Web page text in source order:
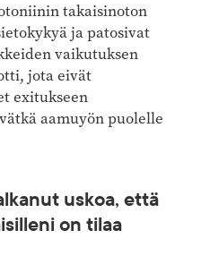
takaisinoton
ja patosivat
vaikutuksen
jota eivät
exitukseen
aamuyön puolelle
uskoa, että
on tilaa